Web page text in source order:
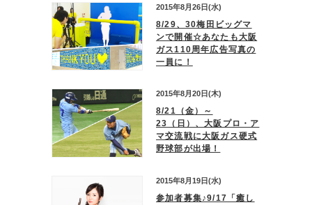
2015年8月26日(水)
8/29、30梅田ビッグマ
ンで開催☆あなたも大阪
ガス110周年広告写真の
一員に！
2015年8月20日(木)
8/21（金）～
23（日）、大阪プロ・ア
マ交流戦に大阪ガス硬式
野球部が出場！
2015年8月19日(水)
参加者募集♪9/17「癒し